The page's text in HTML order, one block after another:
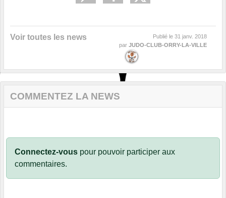
Voir toutes les news Publié le 31 janv. 2018
par JUDO-CLUB-ORRY-LA-VILLE
COMMENTEZ LA NEWS
Connectez-vous pour pouvoir participer aux
commentaires.